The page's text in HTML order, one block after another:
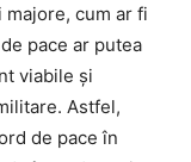
cum ar fi
pace ar putea
viabile și
Astfel,
de pace în